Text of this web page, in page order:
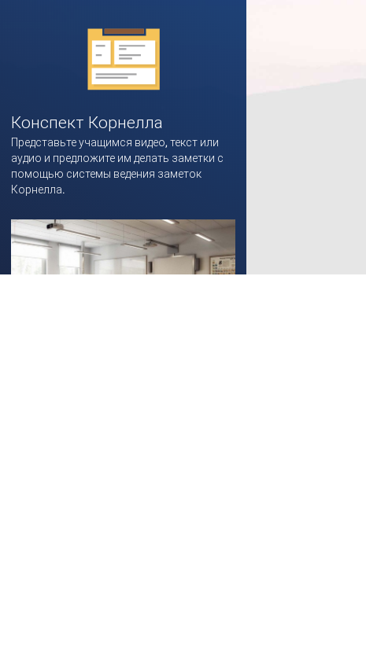
Конспект Корнелла
Представьте учащимся видео, текст или
аудио и предложите им делать заметки с
помощью системы ведения заметок
Корнелла.